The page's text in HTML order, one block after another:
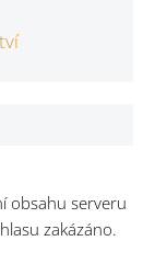
obsahu serveru
zakázáno.